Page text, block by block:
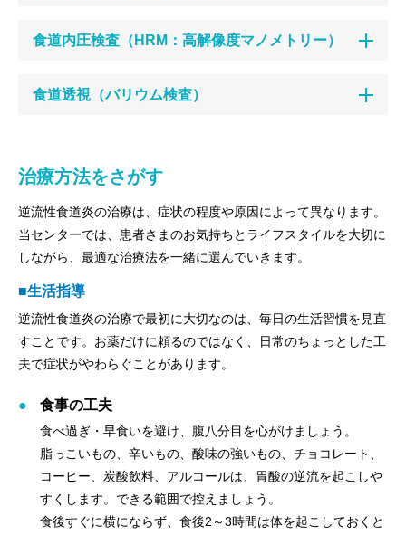
食道内圧検査（HRM：高解像度マノメトリー）
食道透視（バリウム検査）
治療方法をさがす
逆流性食道炎の治療は、症状の程度や原因によって異なります。
当センターでは、患者さまのお気持ちとライフスタイルを大切に
しながら、最適な治療法を一緒に選んでいきます。
■生活指導
逆流性食道炎の治療で最初に大切なのは、毎日の生活習慣を見直
すことです。お薬だけに頼るのではなく、日常のちょっとした工
夫で症状がやわらぐことがあります。
食事の工夫
食べ過ぎ・早食いを避け、腹八分目を心がけましょう。
脂っこいもの、辛いもの、酸味の強いもの、チョコレート、
コーヒー、炭酸飲料、アルコールは、胃酸の逆流を起こしや
すくします。できる範囲で控えましょう。
食後すぐに横にならず、食後2～3時間は体を起こしておくと